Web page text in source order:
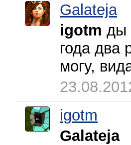
Galateja
igotm ды
года два
могу,
igotm
Galateja